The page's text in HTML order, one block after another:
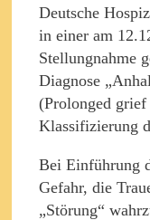
Deutsche
in einer am
Stellungnahme
Diagnose
(Prolonged
Klassifizierung
Bei Einführung
Gefahr, die
„Störung“